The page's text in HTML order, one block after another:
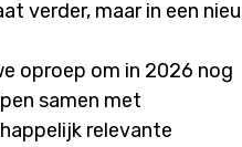
verder, maarin een nieu
oproep om in 2026 nog
samen met
relevante